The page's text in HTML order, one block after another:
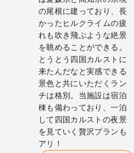
の尾根に建っており、長
かったヒルクライムの疲
れも吹き飛ぶような絶景
を眺めることができる。
とうとう四国カルストに
来たんだなと実感できる
景色と共にいただくラン
チは格別。当施設は宿泊
棟も備わっており、一泊
して四国カルストの夜景
を見ていく贅沢プランも
アリ！